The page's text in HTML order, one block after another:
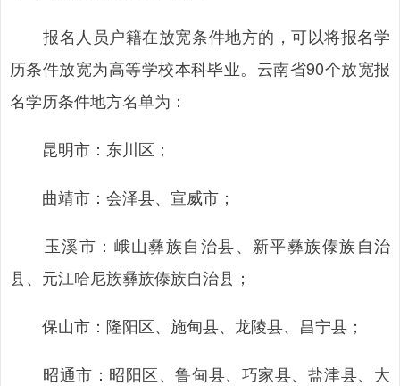
报名人员户籍在放宽条件地方的，可以将报名学
历条件放宽为高等学校本科毕业。云南省90个放宽报
名学历条件地方名单为：
昆明市：东川区；
曲靖市：会泽县、宣威市；
玉溪市：峨山彝族自治县、新平彝族傣族自治
县、元江哈尼族彝族傣族自治县；
保山市：隆阳区、施甸县、龙陵县、昌宁县；
昭通市：昭阳区、鲁甸县、巧家县、盐津县、大